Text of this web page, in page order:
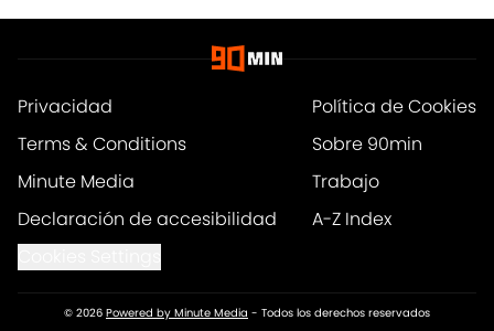
Privacidad
Política de Cookies
Terms & Conditions
Sobre 90min
Minute Media
Trabajo
Declaración de accesibilidad
A-Z Index
© 2026 Powered by Minute Media - Todos los derechos reservados